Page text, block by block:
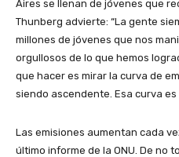
Aires se llenan de jóvenes que
Thunberg advierte: “La gente
millones de jóvenes que nos
orgullosos de lo que hemos
que hacer es mirar la curva de
siendo ascendente. Esa curva
Las emisiones aumentan cada
último informe de la ONU. De no